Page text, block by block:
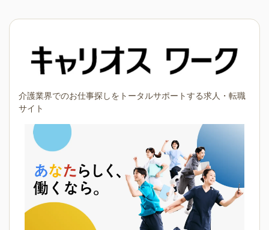
介護業界でのお仕事探しをトータルサポートする求人・転職
サイト